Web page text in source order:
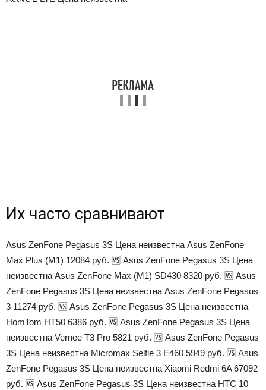
Их часто сравнивают
Asus ZenFone Pegasus 3S Цена неизвестна Asus ZenFone
Max Plus (M1) 12084 руб. 🆚 Asus ZenFone Pegasus 3S Цена
неизвестна Asus ZenFone Max (M1) SD430 8320 руб. 🆚 Asus
ZenFone Pegasus 3S Цена неизвестна Asus ZenFone Pegasus
3 11274 руб. 🆚 Asus ZenFone Pegasus 3S Цена неизвестна
HomTom HT50 6386 руб. 🆚 Asus ZenFone Pegasus 3S Цена
неизвестна Vernee T3 Pro 5821 руб. 🆚 Asus ZenFone Pegasus
3S Цена неизвестна Micromax Selfie 3 E460 5949 руб. 🆚 Asus
ZenFone Pegasus 3S Цена неизвестна Xiaomi Redmi 6A 67092
руб. 🆚 Asus ZenFone Pegasus 3S Цена неизвестна HTC 10